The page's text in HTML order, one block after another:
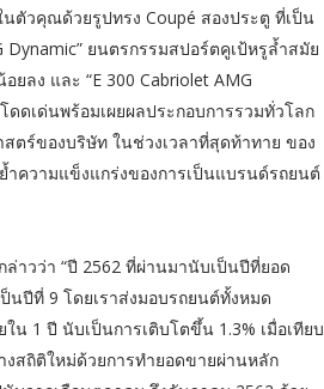
นตัวคุณด้วยรูปทรง Coupé สองประตู ที่เป็น
ยนตรกรรมสปอร์ตคูเป้หรูล้ำสมัย
ลง และ “E 300 Cabriolet AMG
ดเด่นพร้อมเผยผลประกอบการรวมทั่วโลก
ตร์ของบริษัท ในช่วงเวลาที่สุดท้าทาย ของ
ความแข็งแกร่งของการเป็นแบรนด์รถยนต์
กล่าวว่า “ปี 2562 ที่ผ่านมานับเป็นปีที่ยอด
นปีที่ 9 โดยเราส่งมอบรถยนต์ทั้งหมด
1 ปี นับเป็นการเติบโตขึ้น 1.3% เมื่อเทียบ
งสถิติใหม่ด้วยการทำยอดขายผ่านหลัก